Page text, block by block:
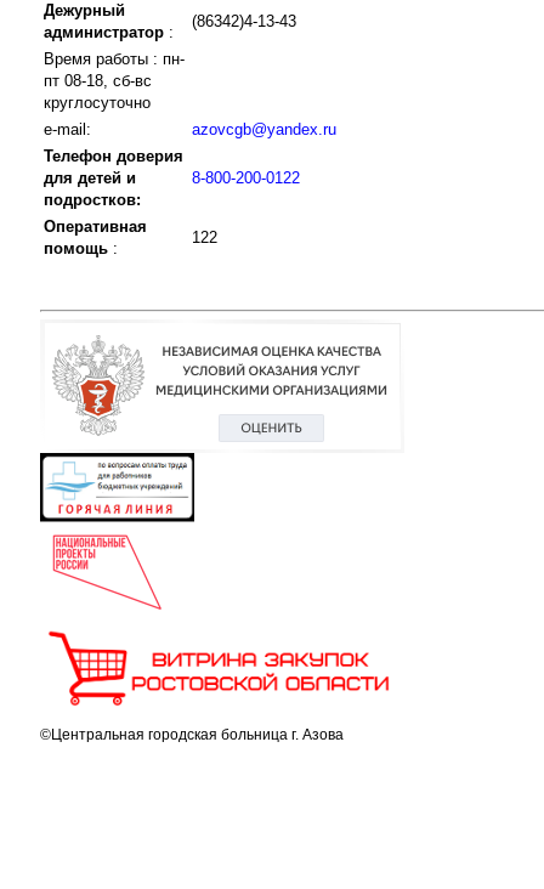
Дежурный
администратор :
(86342)4-13-43
Время работы : пн-
пт 08-18, сб-вс
круглосуточно
e-mail:
azovcgb@yandex.ru
Телефон доверия
для детей и
подростков:
8-800-200-0122
Оперативная
помощь :
122
©Центральная городская больница г. Азова